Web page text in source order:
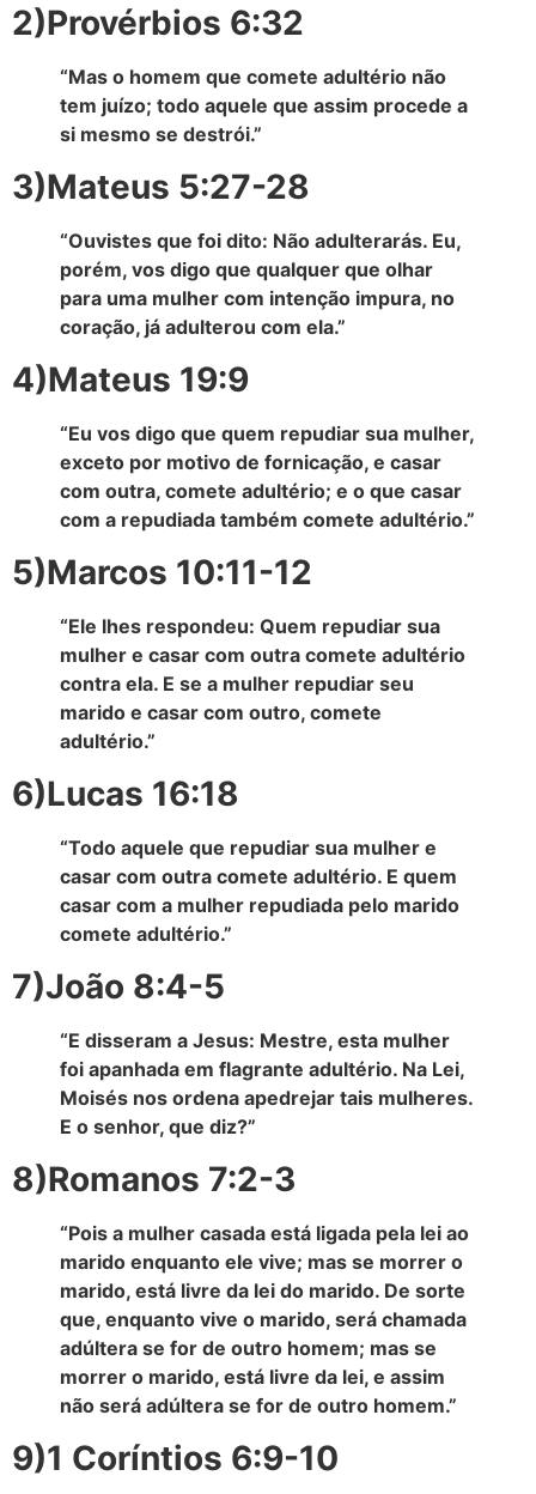
2)Provérbios 6:32
“Mas o homem que comete adultério não
tem juízo; todo aquele que assim procede a
si mesmo se destrói.”
3)Mateus 5:27-28
“Ouvistes que foi dito: Não adulterarás. Eu,
porém, vos digo que qualquer que olhar
para uma mulher com intenção impura, no
coração, já adulterou com ela.”
4)Mateus 19:9
“Eu vos digo que quem repudiar sua mulher,
exceto por motivo de fornicação, e casar
com outra, comete adultério; e o que casar
com a repudiada também comete adultério.”
5)Marcos 10:11-12
“Ele lhes respondeu: Quem repudiar sua
mulher e casar com outra comete adultério
contra ela. E se a mulher repudiar seu
marido e casar com outro, comete
adultério.”
6)Lucas 16:18
“Todo aquele que repudiar sua mulher e
casar com outra comete adultério. E quem
casar com a mulher repudiada pelo marido
comete adultério.”
7)João 8:4-5
“E disseram a Jesus: Mestre, esta mulher
foi apanhada em flagrante adultério. Na Lei,
Moisés nos ordena apedrejar tais mulheres.
E o senhor, que diz?”
8)Romanos 7:2-3
“Pois a mulher casada está ligada pela lei ao
marido enquanto ele vive; mas se morrer o
marido, está livre da lei do marido. De sorte
que, enquanto vive o marido, será chamada
adúltera se for de outro homem; mas se
morrer o marido, está livre da lei, e assim
não será adúltera se for de outro homem.”
9)1 Coríntios 6:9-10